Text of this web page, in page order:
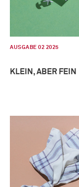
AUSGABE 02 2025
KLEIN, ABER FEIN